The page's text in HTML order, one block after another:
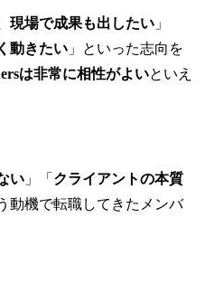
現場で成果も出したい 」
動きたい 」といった志向を
は非常に相性がよいといえ
い 」「 クライアントの本質
動機で転職してきたメンバ